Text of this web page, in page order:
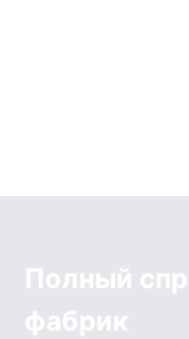
Полный
фабрик